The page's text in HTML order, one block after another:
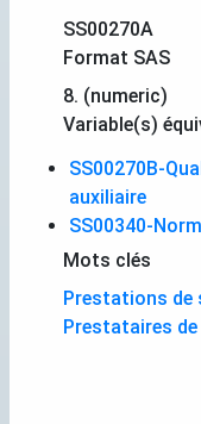
SS00270A
Format SAS
8. (numeric)
Variable(s)
SS00270B-
auxiliaire
SS00340-
Mots clés
Prestations de
Prestataires